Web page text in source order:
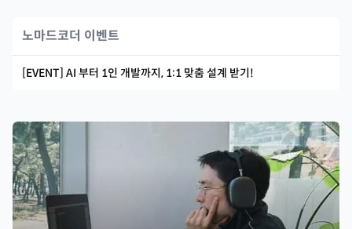
노마드코더 이벤트
[EVENT] AI 부터 1인 개발까지, 1:1 맞춤 설계 받기!